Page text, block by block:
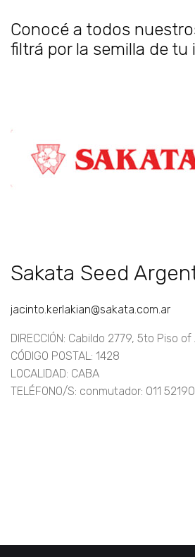
Conocé a todos
filtrá por la semilla de tu
Sakata Seed
jacinto.kerlakian@sakata.com.ar
DIRECCIÓN: Cabildo 2779, 5to Piso of
CÓDIGO POSTAL: 1428
LOCALIDAD: CABA
TELÉFONO/S: conmutador: 011